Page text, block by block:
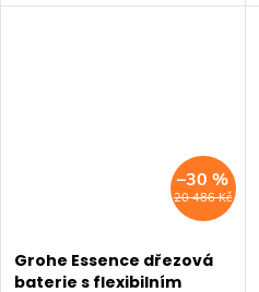
20 486 Kč
–30 %
Grohe Essence dřezová
baterie s flexibilním